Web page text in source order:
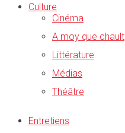
Culture
Cinéma
A moy que chault
Littérature
Médias
Théâtre
Entretiens